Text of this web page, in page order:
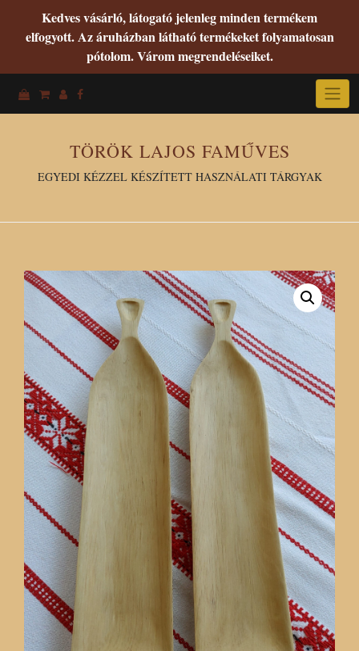
Kedves vásárló, látogató jelenleg minden termékem
elfogyott. Az áruházban látható termékeket folyamatosan
pótolom. Várom megrendeléseiket.
TÖRÖK LAJOS FAMŰVES
EGYEDI KÉZZEL KÉSZÍTETT HASZNÁLATI TÁRGYAK